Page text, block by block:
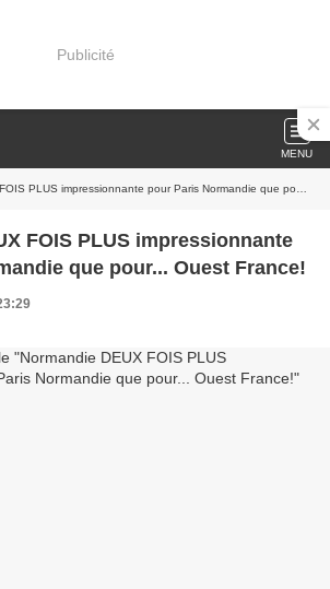
Publicité
MENU
impressionnante pour Paris Normandie que pour... Ouest France!
FOIS PLUS impressionnante
que pour... Ouest France!